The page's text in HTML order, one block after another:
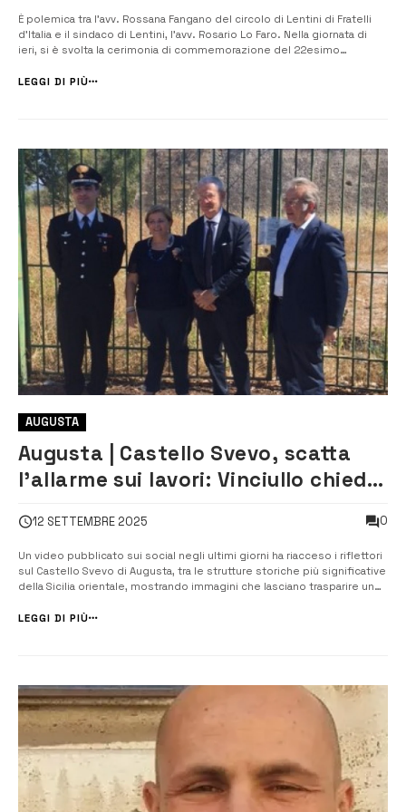
È polemica tra l’avv. Rossana Fangano del circolo di Lentini di Fratelli
d’Italia e il sindaco di Lentini, l’avv. Rosario Lo Faro. Nella giornata di
ieri, si è svolta la cerimonia di commemorazione del 22esimo
Ferraro alla quale hanno partecipato il vice sindaco Vasta, gli asses...
LEGGI DI PIÙ
AUGUSTA
Augusta | Castello Svevo, scatta
l’allarme sui lavori: Vinciullo chiede
12 SETTEMBRE 2025 0
Un video pubblicato sui social negli ultimi giorni ha riacceso i riflettori
sul Castello Svevo di Augusta, tra le strutture storiche più significative
della Sicilia orientale, mostrando immagini che lasciano trasparire uno
deputato regionale Vincenzo Vinciullo, da anni impegnat...
LEGGI DI PIÙ